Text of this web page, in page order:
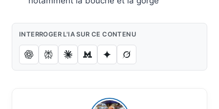
INTERROGER L'IA SUR CE CONTENU